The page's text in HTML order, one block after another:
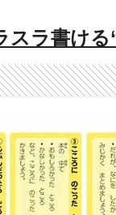
スラ書け